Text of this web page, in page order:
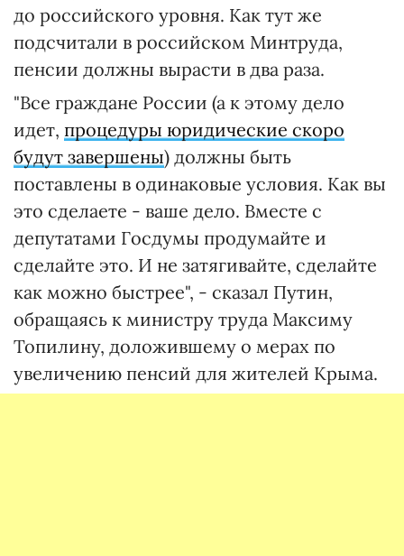
до российского уровня. Как тут же
подсчитали в российском Минтруда,
пенсии должны вырасти в два раза.
"Все граждане России (а к этому дело
идет, процедуры юридические скоро
будут завершены) должны быть
поставлены в одинаковые условия. Как вы
это сделаете - ваше дело. Вместе с
депутатами Госдумы продумайте и
сделайте это. И не затягивайте, сделайте
как можно быстрее", - сказал Путин,
обращаясь к министру труда Максиму
Топилину, доложившему о мерах по
увеличению пенсий для жителей Крыма.